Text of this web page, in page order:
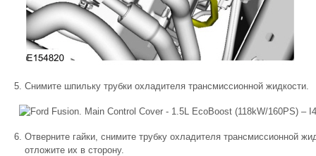
Снимите шпильку трубки охладителя трансмиссионной жидкости.
Отверните гайки, снимите трубку охладителя трансмиссионной
отложите их в сторону.